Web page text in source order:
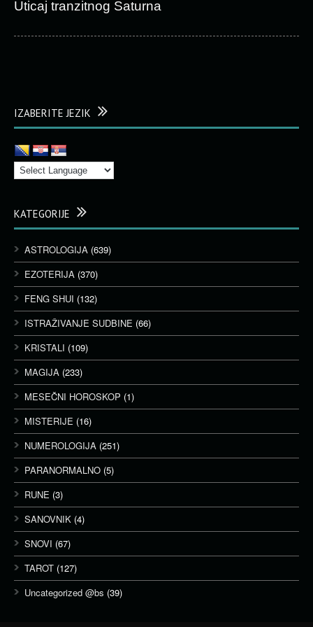
Uticaj tranzitnog Saturna
IZABERITE JEZIK
KATEGORIJE
ASTROLOGIJA (639)
EZOTERIJA (370)
FENG SHUI (132)
ISTRAŽIVANJE SUDBINE (66)
KRISTALI (109)
MAGIJA (233)
MESEČNI HOROSKOP (1)
MISTERIJE (16)
NUMEROLOGIJA (251)
PARANORMALNO (5)
RUNE (3)
SANOVNIK (4)
SNOVI (67)
TAROT (127)
Uncategorized @bs (39)